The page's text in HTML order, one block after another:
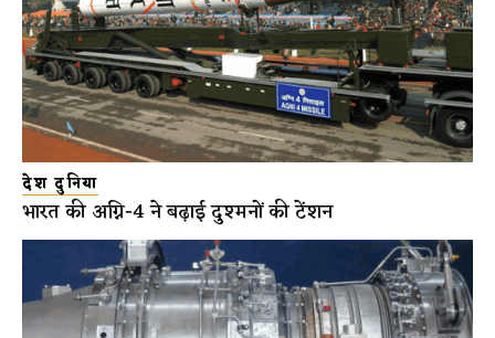
देश दुनिया
भारत की अग्नि-4 ने बढ़ाई दुश्मनों की टेंशन